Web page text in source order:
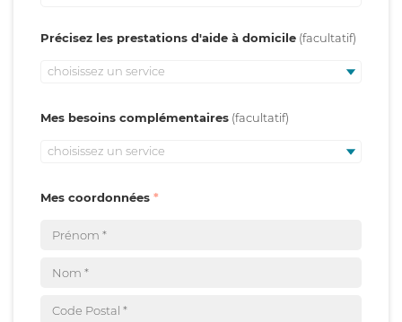
Précisez les prestations d'aide à domicile
choisissez un service
Mes besoins complémentaires
choisissez un service
Mes coordonnées